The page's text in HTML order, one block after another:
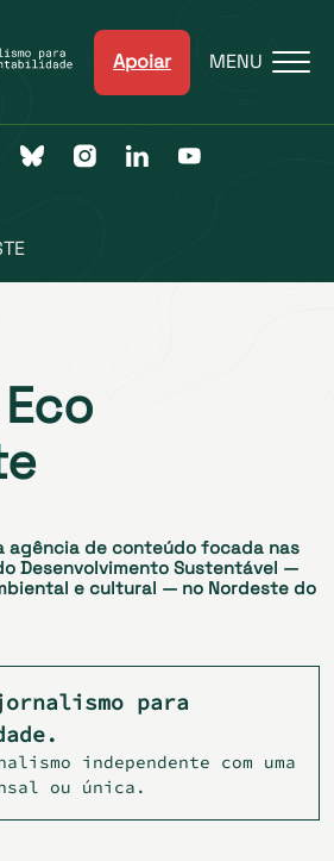
Apoiar MENU
agência de conteúdo focada nas
Desenvolvimento Sustentável —
e cultural — no Nordeste do
para
independente com uma
ou única.